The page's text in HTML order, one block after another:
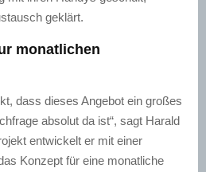
geklärt.
monatlichen
dass dieses Angebot ein großes
absolut da ist“, sagt Harald
entwickelt er mit einer
Konzept für eine monatliche